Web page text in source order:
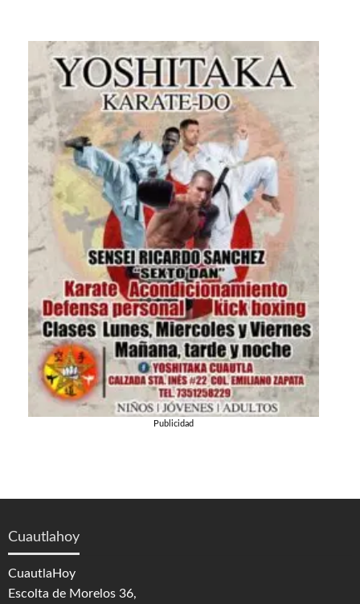
Publicidad
Cuautlahoy
CuautlaHoy
Escolta de Morelos 36,